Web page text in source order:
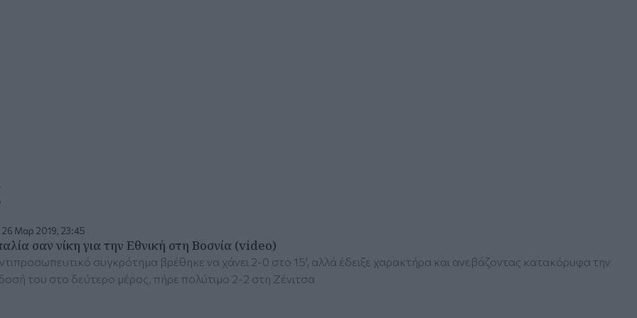
26 Μαρ 2019, 23:45
σαν νίκη για την Εθνική στη Βοσνία (video)
συγκρότημα βρέθηκε να χάνει 2-0 στο 15', αλλά έδειξε χαρακτήρα και ανεβάζοντας κατακόρυφα την
του στο δεύτερο μέρος, πήρε πολύτιμο 2-2 στη Ζένιτσα